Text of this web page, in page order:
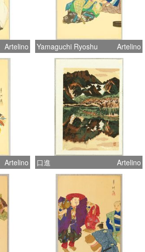
Artelino Yamaguchi Ryoshu Artelino
Artelino 口進 Artelino